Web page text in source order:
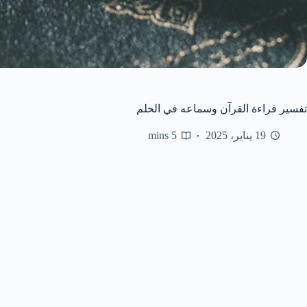
تفسير قراءة القرآن وسماعه في الحلم
19 يناير، 2025 5 mins